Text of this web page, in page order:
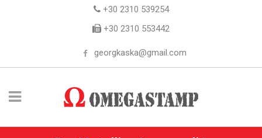
+30 2310 539254
+30 2310 553442
georgkaska@gmail.com